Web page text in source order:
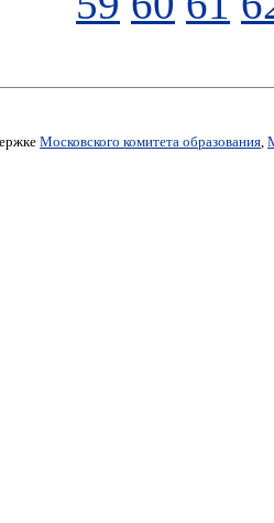
Московского комитета образования,